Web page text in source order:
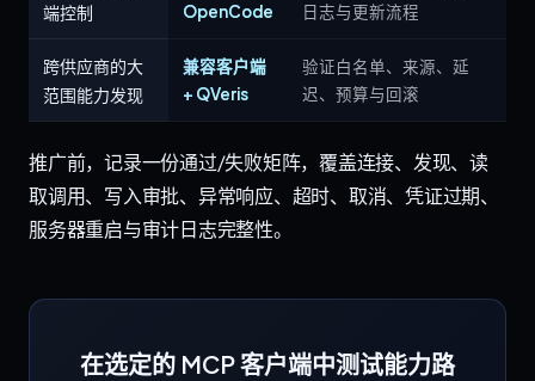
端控制
OpenCode
日志与更新流程
跨供应商的大
范围能力发现
兼容客户端
+ QVeris
验证白名单、来源、延
迟、预算与回滚
推广前，记录一份通过/失败矩阵，覆盖连接、发现、读
取调用、写入审批、异常响应、超时、取消、凭证过期、
服务器重启与审计日志完整性。
在选定的 MCP 客户端中测试能力路